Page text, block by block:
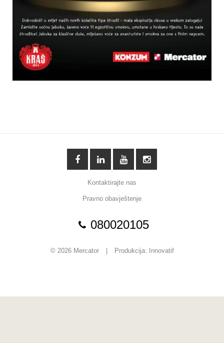
Kontaktirajte nas
Pravno obavještenje
080020105
© 2026 Mercator Produkcija: Innovatif